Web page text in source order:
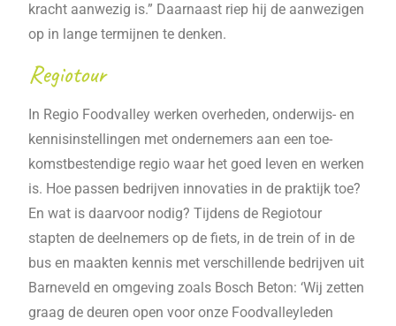
kracht aanwezig is.” Daarnaast riep hij de aanwezigen
op in lange termijnen te denken.
Regiotour
In Regio Foodvalley werken overheden, onderwijs- en
kennisinstellingen met ondernemers aan een toe-
komstbestendige regio waar het goed leven en werken
is. Hoe passen bedrijven innovaties in de praktijk toe?
En wat is daarvoor nodig? Tijdens de Regiotour
stapten de deelnemers op de fiets, in de trein of in de
bus en maakten kennis met verschillende bedrijven uit
Barneveld en omgeving zoals Bosch Beton: ‘Wij zetten
graag de deuren open voor onze Foodvalleyleden